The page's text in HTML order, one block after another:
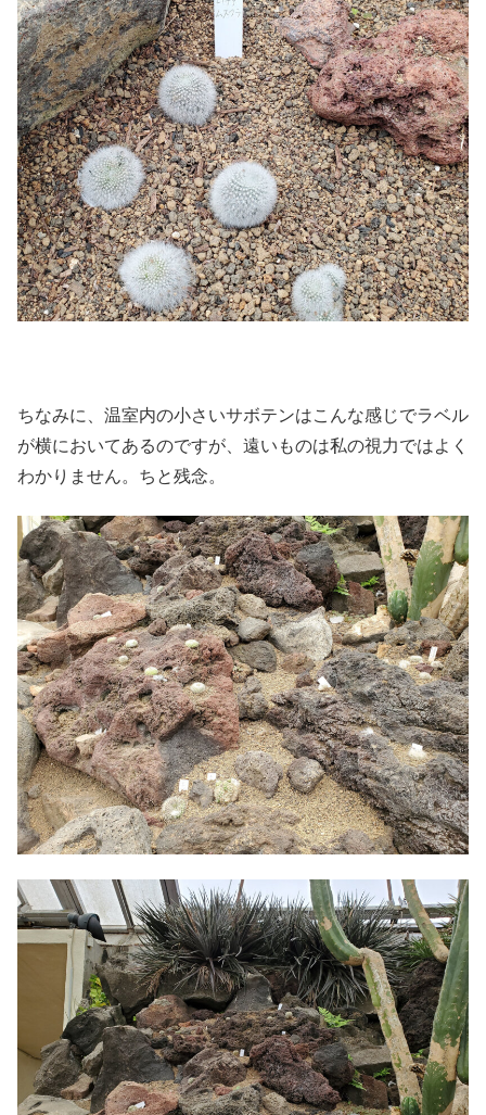
ちなみに、温室内の小さいサボテンはこんな感じでラベル
が横においてあるのですが、遠いものは私の視力ではよく
わかりません。ちと残念。